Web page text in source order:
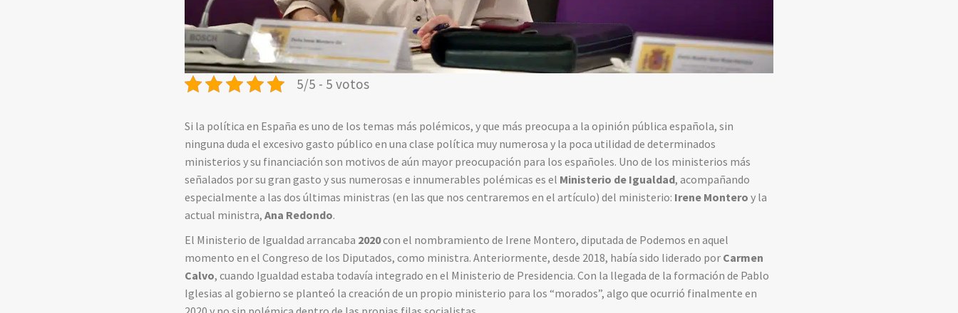
5/5 - 5 votos
Si la política en España es uno de los temas más polémicos, y que más preocupa a la opinión pública española, sin
ninguna duda el excesivo gasto público en una clase política muy numerosa y la poca utilidad de determinados
ministerios y su financiación son motivos de aún mayor preocupación para los españoles. Uno de los ministerios más
señalados por su gran gasto y sus numerosas e innumerables polémicas es el Ministerio de Igualdad, acompañando
especialmente a las dos últimas ministras (en las que nos centraremos en el artículo) del ministerio: Irene Montero y la
actual ministra,Ana Redondo.
El Ministerio de Igualdad arrancaba 2020con el nombramiento de Irene Montero, diputada de Podemos en aquel
momento en el Congreso de los Diputados, como ministra. Anteriormente, desde 2018, había sido liderado por Carmen
Calvo, cuando Igualdad estaba todavía integrado en el Ministerio de Presidencia. Con la llegada de la formación de Pablo
Iglesias al gobierno se planteó la creación de un propio ministerio para los “morados”, algo que ocurrió finalmente en